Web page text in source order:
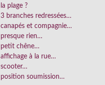
la plage ?
3 branches redressées…
canapés et compagnie…
presque rien…
petit chêne…
affichage à la rue…
scooter…
position soumission…